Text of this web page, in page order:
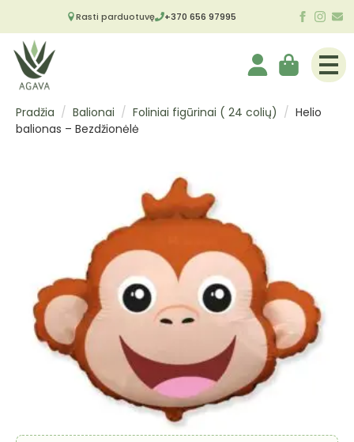
Rasti parduotuvę +370 656 97995
Pradžia Balionai Foliniai figūrinai ( 24 colių)
Helio
balionas – Bezdžionėlė